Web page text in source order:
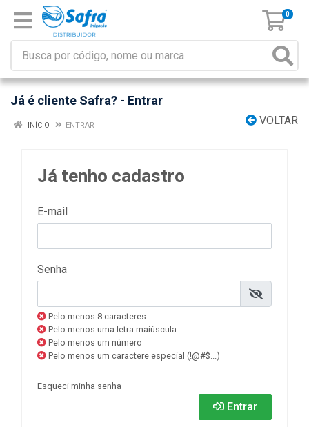
0
Já é cliente Safra? - Entrar
VOLTAR
INÍCIO ENTRAR
Já tenho cadastro
E-mail
Senha
Pelo menos 8 caracteres
Pelo menos uma letra maiúscula
Pelo menos um número
Pelo menos um caractere especial (!@#$...)
Esqueci minha senha
Entrar